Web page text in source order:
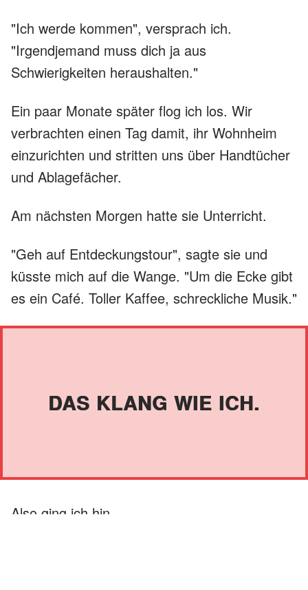
"Ich werde kommen", versprach ich.
"Irgendjemand muss dich ja aus
Schwierigkeiten heraushalten."
Ein paar Monate später flog ich los. Wir
verbrachten einen Tag damit, ihr Wohnheim
einzurichten und stritten uns über Handtücher
und Ablagefächer.
Am nächsten Morgen hatte sie Unterricht.
"Geh auf Entdeckungstour", sagte sie und
küsste mich auf die Wange. "Um die Ecke gibt
es ein Café. Toller Kaffee, schreckliche Musik."
DAS KLANG WIE ICH.
Also ging ich hin.